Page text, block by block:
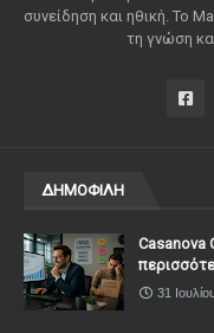
συνείδηση ​​και ηθική. Το
τη γνώση
ΔΗΜΟΦΙΛΗ
Casanova
31